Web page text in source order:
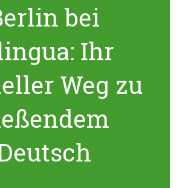
bei
Ihr
Weg zu